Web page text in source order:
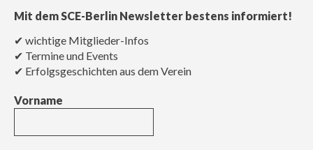
Mit dem SCE-Berlin Newsletter bestens informiert!
✔ wichtige Mitglieder-Infos
✔ Termine und Events
✔ Erfolgsgeschichten aus dem Verein
Vorname